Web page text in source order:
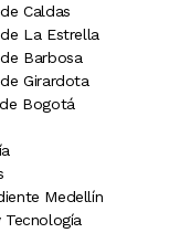
Caldas
La Estrella
Barbosa
Girardota
Bogotá
Medellín
Tecnología